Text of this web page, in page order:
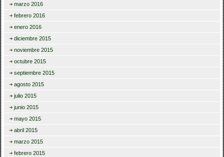
marzo 2016
febrero 2016
enero 2016
diciembre 2015
noviembre 2015
octubre 2015
septiembre 2015
agosto 2015
julio 2015
junio 2015
mayo 2015
abril 2015
marzo 2015
febrero 2015